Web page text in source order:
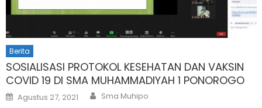
Berita
SOSIALISASI PROTOKOL KESEHATAN DAN VAKSIN
COVID 19 DI SMA MUHAMMADIYAH 1 PONOROGO
Posted
on
Agustus 27, 2021 Author
Sma Muhipo